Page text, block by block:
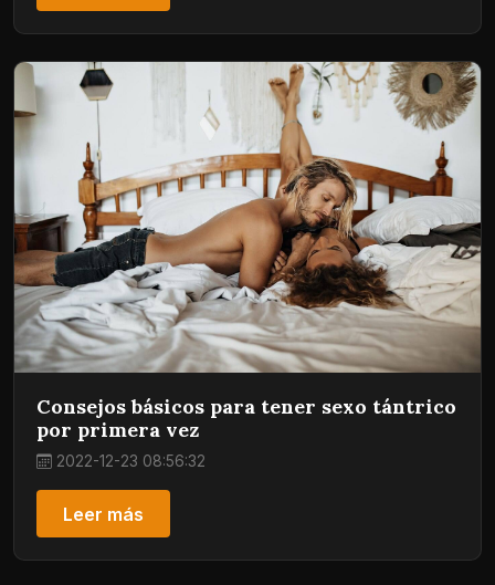
Consejos básicos para tener sexo tántrico
por primera vez
2022-12-23 08:56:32
Leer más